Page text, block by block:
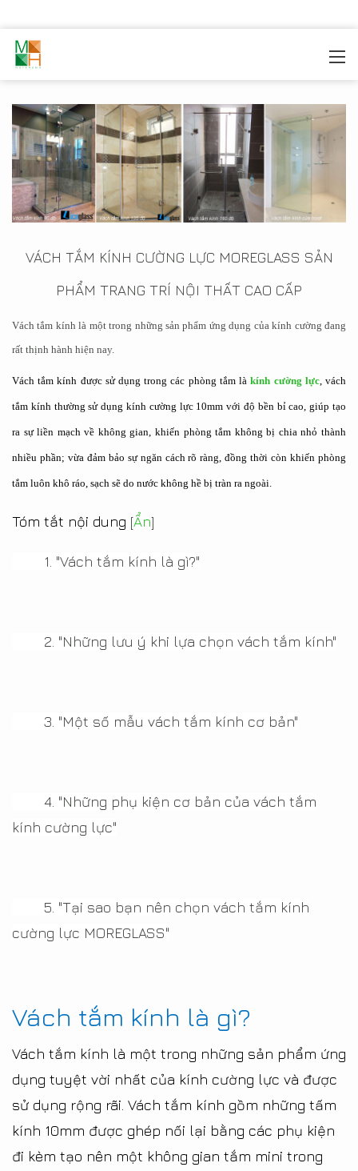
TẮM KÍNH
VÁCH TẮM KÍNH CƯỜNG LỰC MOREGLASS SẢN
PHẨM TRANG TRÍ NỘI THẤT CAO CẤP
Vách tắm kính là một trong những sản phẩm ứng dụng của kính cường đang
rất thịnh hành hiện nay.
Vách tắm kính được sử dụng trong các phòng tắm làkính cường lực, vách
tắm kính thường sử dụng kính cường lực 10mm với độ bền bỉ cao, giúp tạo
ra sự liền mạch về không gian, khiến phòng tắm không bị chia nhỏ thành
nhiều phần; vừa đảm bảo sự ngăn cách rõ ràng, đồng thời còn khiến phòng
tắm luôn khô ráo, sạch sẽ do nước không hề bị tràn ra ngoài.
Tóm tắt nội dung [Ẩn]
1. "Vách tắm kính là gì?"
2. "Những lưu ý khi lựa chọn vách tắm kính"
3. "Một số mẫu vách tắm kính cơ bản"
4. "Những phụ kiện cơ bản của vách tắm
kính cường lực"
5. "Tại sao bạn nên chọn vách tắm kính
cường lực MOREGLASS"
Vách tắm kính là gì?
Vách tắm kính là một trong những sản phẩm ứng
dụng tuyệt vời nhất của kính cường lực và được
sử dụng rộng rãi. Vách tắm kính gồm những tấm
kính 10mm được ghép nối lại bằng các phụ kiện
đi kèm tạo nên một không gian tắm mini trong